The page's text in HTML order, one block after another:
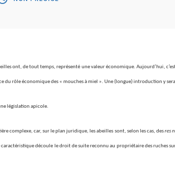
ont, de tout temps, représenté une valeur économique. Aujourd’hui,
du rôle économique des « mouches à miel ». Une (longue) introduction y
législation apicole.
complexe, car, sur le plan juridique, les abeilles sont, selon les cas, desres
découle le droit de suite reconnu au propriétaire des ruches